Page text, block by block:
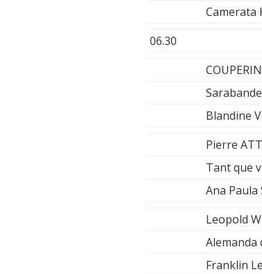
Camerata
06.30
COUPERIN
Blandine
Pierre
Tant que
Ana Paula
Leopold
Alemanda
Franklin